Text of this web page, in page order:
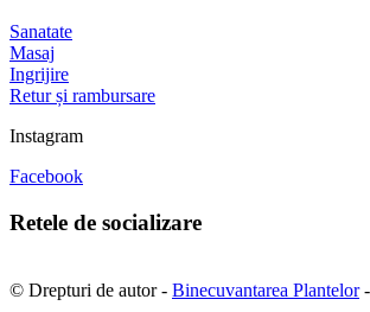
Sanatate
Masaj
Ingrijire
Retur și rambursare
Instagram
Facebook
Retele de socializare
© Drepturi de autor - Binecuvantarea Plantelor-